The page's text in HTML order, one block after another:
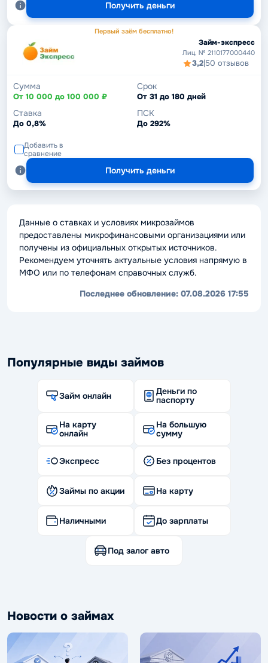
Получить деньги
Первый заём бесплатно!
Займ-экспресс
Лиц. № 2110177000440
3,2|50 отзывов
Сумма
От 10 000 до 100 000 ₽
Срок
От 31 до 180 дней
Ставка
До 0,8%
ПСК
До 292%
Добавить в
сравнение
Получить деньги
Данные о ставках и условиях микрозаймов
предоставлены микрофинансовыми организациями или
получены из официальных открытых источников.
Рекомендуем уточнять актуальные условия напрямую в
МФО или по телефонам справочных служб.
Последнее обновление: 07.08.2026 17:55
Популярные виды займов
Займ онлайн
Деньги по
паспорту
На карту
онлайн
На большую
сумму
Экспресс Без процентов
Займы по акции На карту
Наличными До зарплаты
Под залог авто
Новости о займах